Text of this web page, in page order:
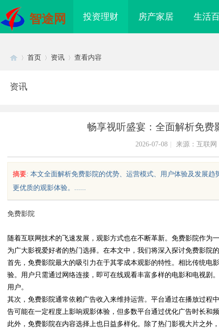
智途网 投资理财 房产家居 生活
uz
首页 资讯 查看内容
资讯
畅享视听盛宴：全面解析免费
2026-07-08 来源：互联网
摘要: 本文全面解析免费影院的优势、运营模式、用户体验及发展
更优质的观影体验。......
免费影院
随着互联网技术的飞速发展，观影方式也在不断革新。免费影院作为
为广大影视爱好者的热门选择。在本文中，我们将深入探讨免费影院
首先，免费影院最大的吸引力在于其零成本观影的特性。相比传统电
验。用户只需通过网络连接，即可在线观看丰富多样的电影和电视剧
用户。
其次，免费影院通常依赖广告收入来维持运营。平台通过在播放过程
告可能在一定程度上影响观影体验，但多数平台通过优化广告时长和
此外，免费影院在内容选择上也日益多样化。除了热门影视大片之外
：打造优质观影体
的在线宝库